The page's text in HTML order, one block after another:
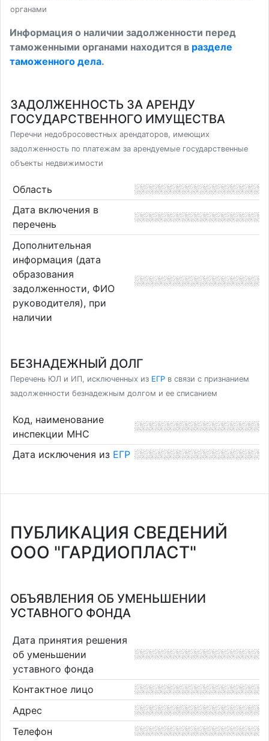
органами
Информация о наличии задолженности перед
таможенными органами находится в разделе
таможенного дела.
ЗАДОЛЖЕННОСТЬ ЗА АРЕНДУ
ГОСУДАРСТВЕННОГО ИМУЩЕСТВА
Перечни недобросовестных арендаторов, имеющих
задолженность по платежам за арендуемые государственные
объекты недвижимости
Область
Дата включения в
перечень
Дополнительная
информация (дата
образования
задолженности, ФИО
руководителя), при
наличии
БЕЗНАДЕЖНЫЙ ДОЛГ
Перечень ЮЛ и ИП, исключенных из ЕГР в связи с признанием
задолженности безнадежным долгом и ее списанием
Код, наименование
инспекции МНС
Дата исключения из ЕГР
ПУБЛИКАЦИЯ СВЕДЕНИЙ
ООО "ГАРДИОПЛАСТ"
ОБЪЯВЛЕНИЯ ОБ УМЕНЬШЕНИИ
УСТАВНОГО ФОНДА
Дата принятия решения
об уменьшении
уставного фонда
Контактное лицо
Адрес
Телефон